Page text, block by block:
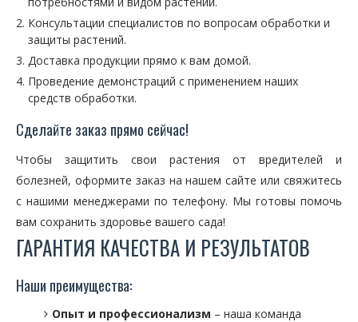
Консультации специалистов по вопросам обработки и
защиты растений.
Доставка продукции прямо к вам домой.
Проведение демонстраций с применением наших
средств обработки.
Сделайте заказ прямо сейчас!
Чтобы защитить свои растения от вредителей и
болезней, оформите заказ на нашем сайте или свяжитесь
с нашими менеджерами по телефону. Мы готовы помочь
вам сохранить здоровье вашего сада!
ГАРАНТИЯ КАЧЕСТВА И РЕЗУЛЬТАТОВ
Наши преимущества:
Опыт и профессионализм – наша команда